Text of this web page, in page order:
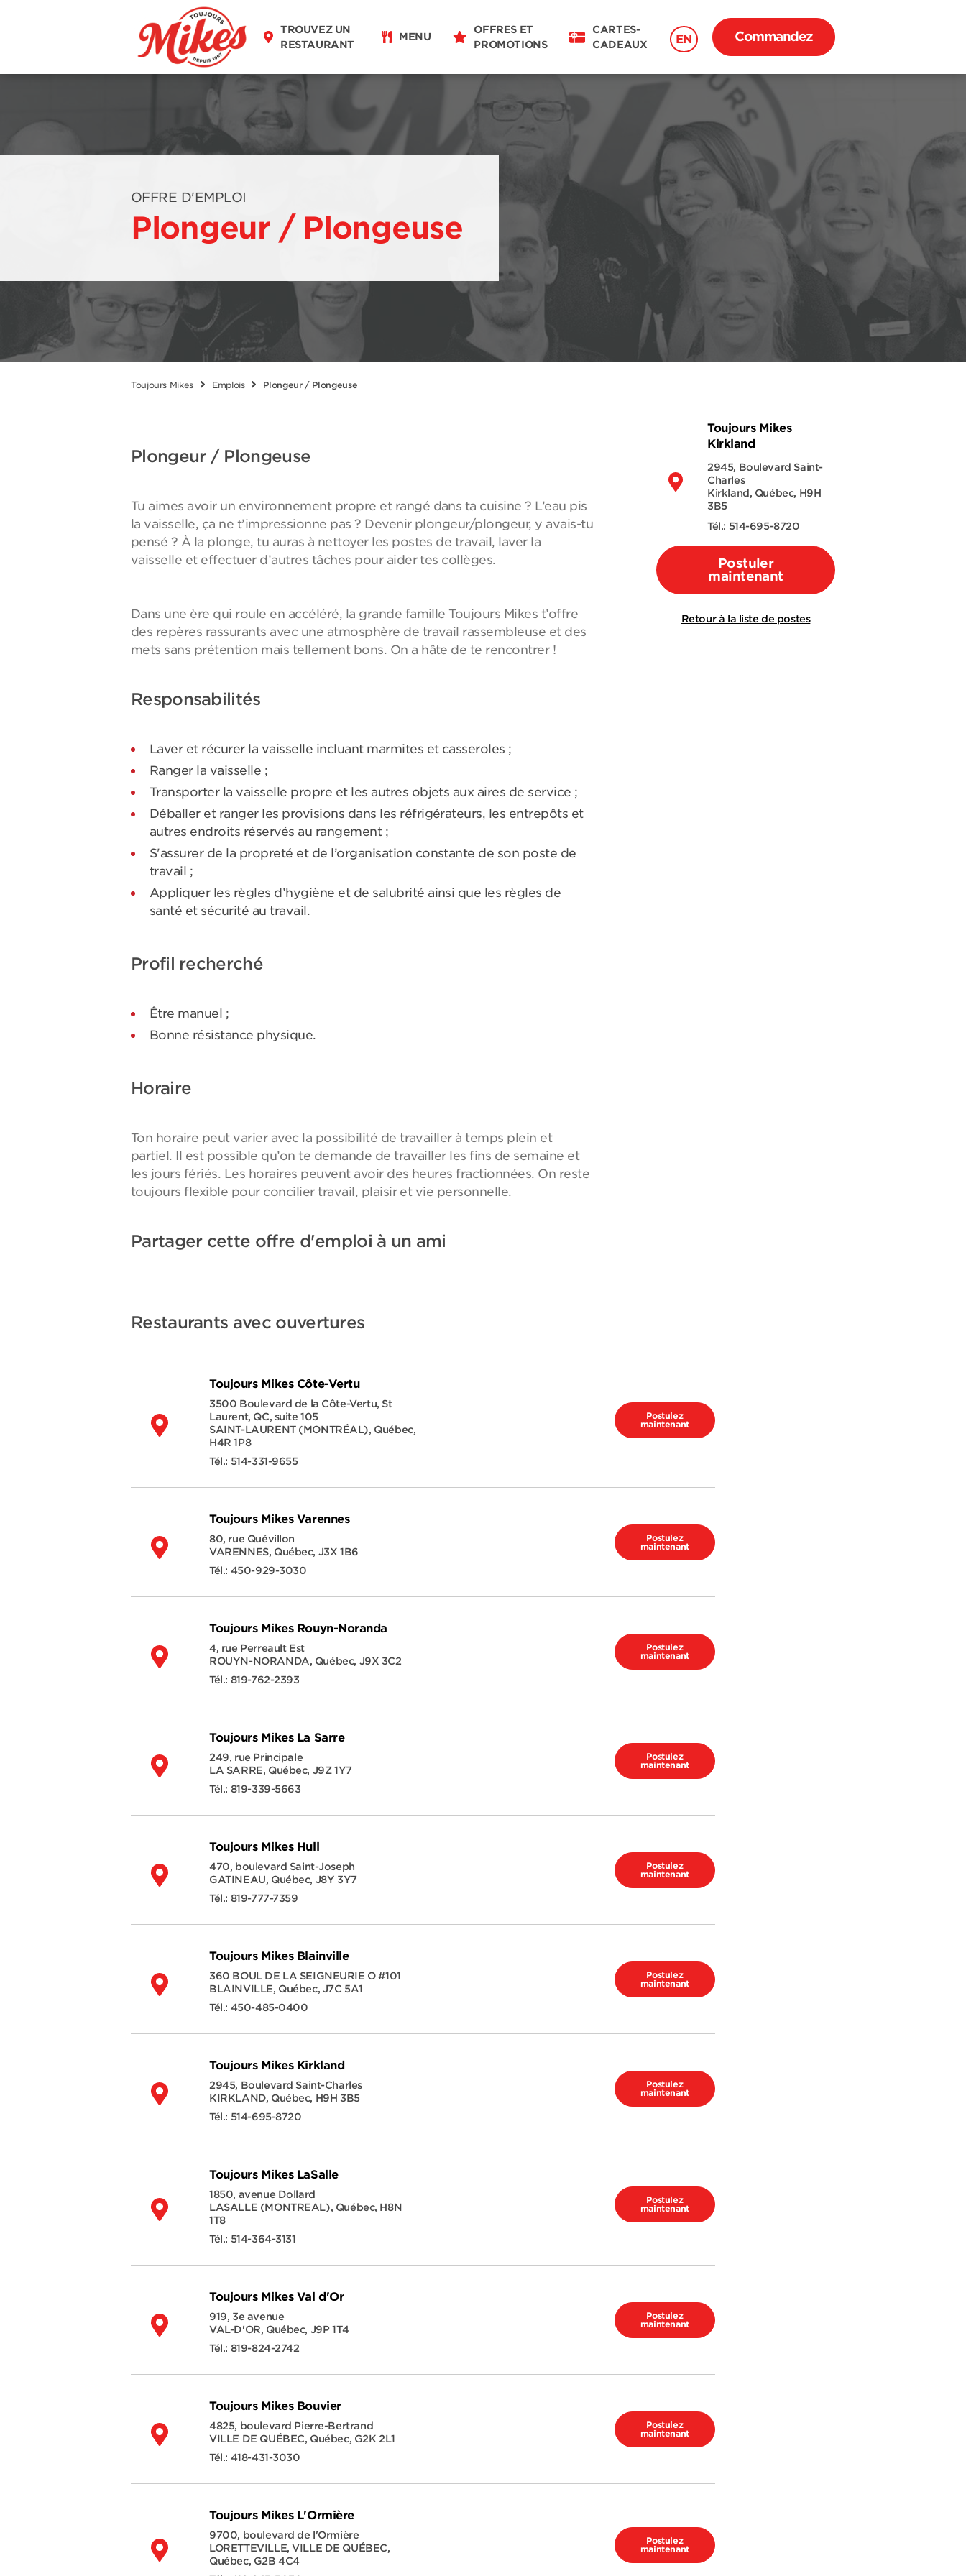
TROUVEZ UN
RESTAURANT
MENU
OFFRES ET
PROMOTIONS
CARTES-
CADEAUX
EN Commandez
OFFRE D'EMPLOI
Plongeur / Plongeuse
Toujours Mikes Emplois Plongeur / Plongeuse
Plongeur / Plongeuse
Tu aimes avoir un environnement propre et rangé dans ta cuisine ? L’eau pis
la vaisselle, ça ne t’impressionne pas ? Devenir plongeur/plongeur, y avais-tu
pensé ? À la plonge, tu auras à nettoyer les postes de travail, laver la
vaisselle et effectuer d’autres tâches pour aider tes collèges.
Dans une ère qui roule en accéléré, la grande famille Toujours Mikes t’offre
des repères rassurants avec une atmosphère de travail rassembleuse et des
mets sans prétention mais tellement bons. On a hâte de te rencontrer !
Responsabilités
Laver et récurer la vaisselle incluant marmites et casseroles ;
Ranger la vaisselle ;
Transporter la vaisselle propre et les autres objets aux aires de service ;
Déballer et ranger les provisions dans les réfrigérateurs, les entrepôts et
autres endroits réservés au rangement ;
S'assurer de la propreté et de l’organisation constante de son poste de
travail ;
Appliquer les règles d’hygiène et de salubrité ainsi que les règles de
santé et sécurité au travail.
Profil recherché
Être manuel ;
Bonne résistance physique.
Horaire
Ton horaire peut varier avec la possibilité de travailler à temps plein et
partiel. Il est possible qu’on te demande de travailler les fins de semaine et
les jours fériés. Les horaires peuvent avoir des heures fractionnées. On reste
toujours flexible pour concilier travail, plaisir et vie personnelle.
Partager cette offre d'emploi à un ami
Toujours Mikes
Kirkland
2945, Boulevard Saint-
Charles
Kirkland, Québec, H9H
3B5
Tél.: 514-695-8720
Postuler
maintenant
Retour à la liste de postes
Restaurants avec ouvertures
Toujours Mikes Côte-Vertu
3500 Boulevard de la Côte-Vertu, St
Laurent, QC, suite 105
SAINT-LAURENT (MONTRÉAL), Québec,
H4R 1P8
Tél.: 514-331-9655
Postulez
maintenant
Toujours Mikes Varennes
80, rue Quévillon
VARENNES, Québec, J3X 1B6
Tél.: 450-929-3030
Postulez
maintenant
Toujours Mikes Rouyn-Noranda
4, rue Perreault Est
ROUYN-NORANDA, Québec, J9X 3C2
Tél.: 819-762-2393
Postulez
maintenant
Toujours Mikes La Sarre
249, rue Principale
LA SARRE, Québec, J9Z 1Y7
Tél.: 819-339-5663
Postulez
maintenant
Toujours Mikes Hull
470, boulevard Saint-Joseph
GATINEAU, Québec, J8Y 3Y7
Tél.: 819-777-7359
Postulez
maintenant
Toujours Mikes Blainville
360 BOUL DE LA SEIGNEURIE O #101
BLAINVILLE, Québec, J7C 5A1
Tél.: 450-485-0400
Postulez
maintenant
Toujours Mikes Kirkland
2945, Boulevard Saint-Charles
KIRKLAND, Québec, H9H 3B5
Tél.: 514-695-8720
Postulez
maintenant
Toujours Mikes LaSalle
1850, avenue Dollard
LASALLE (MONTREAL), Québec, H8N
1T8
Tél.: 514-364-3131
Postulez
maintenant
Toujours Mikes Val d'Or
919, 3e avenue
VAL-D'OR, Québec, J9P 1T4
Tél.: 819-824-2742
Postulez
maintenant
Toujours Mikes Bouvier
4825, boulevard Pierre-Bertrand
VILLE DE QUÉBEC, Québec, G2K 2L1
Tél.: 418-431-3030
Postulez
maintenant
Toujours Mikes L'Ormière
9700, boulevard de l'Ormière
LORETTEVILLE, VILLE DE QUÉBEC,
Québec, G2B 4C4
Postulez
maintenant